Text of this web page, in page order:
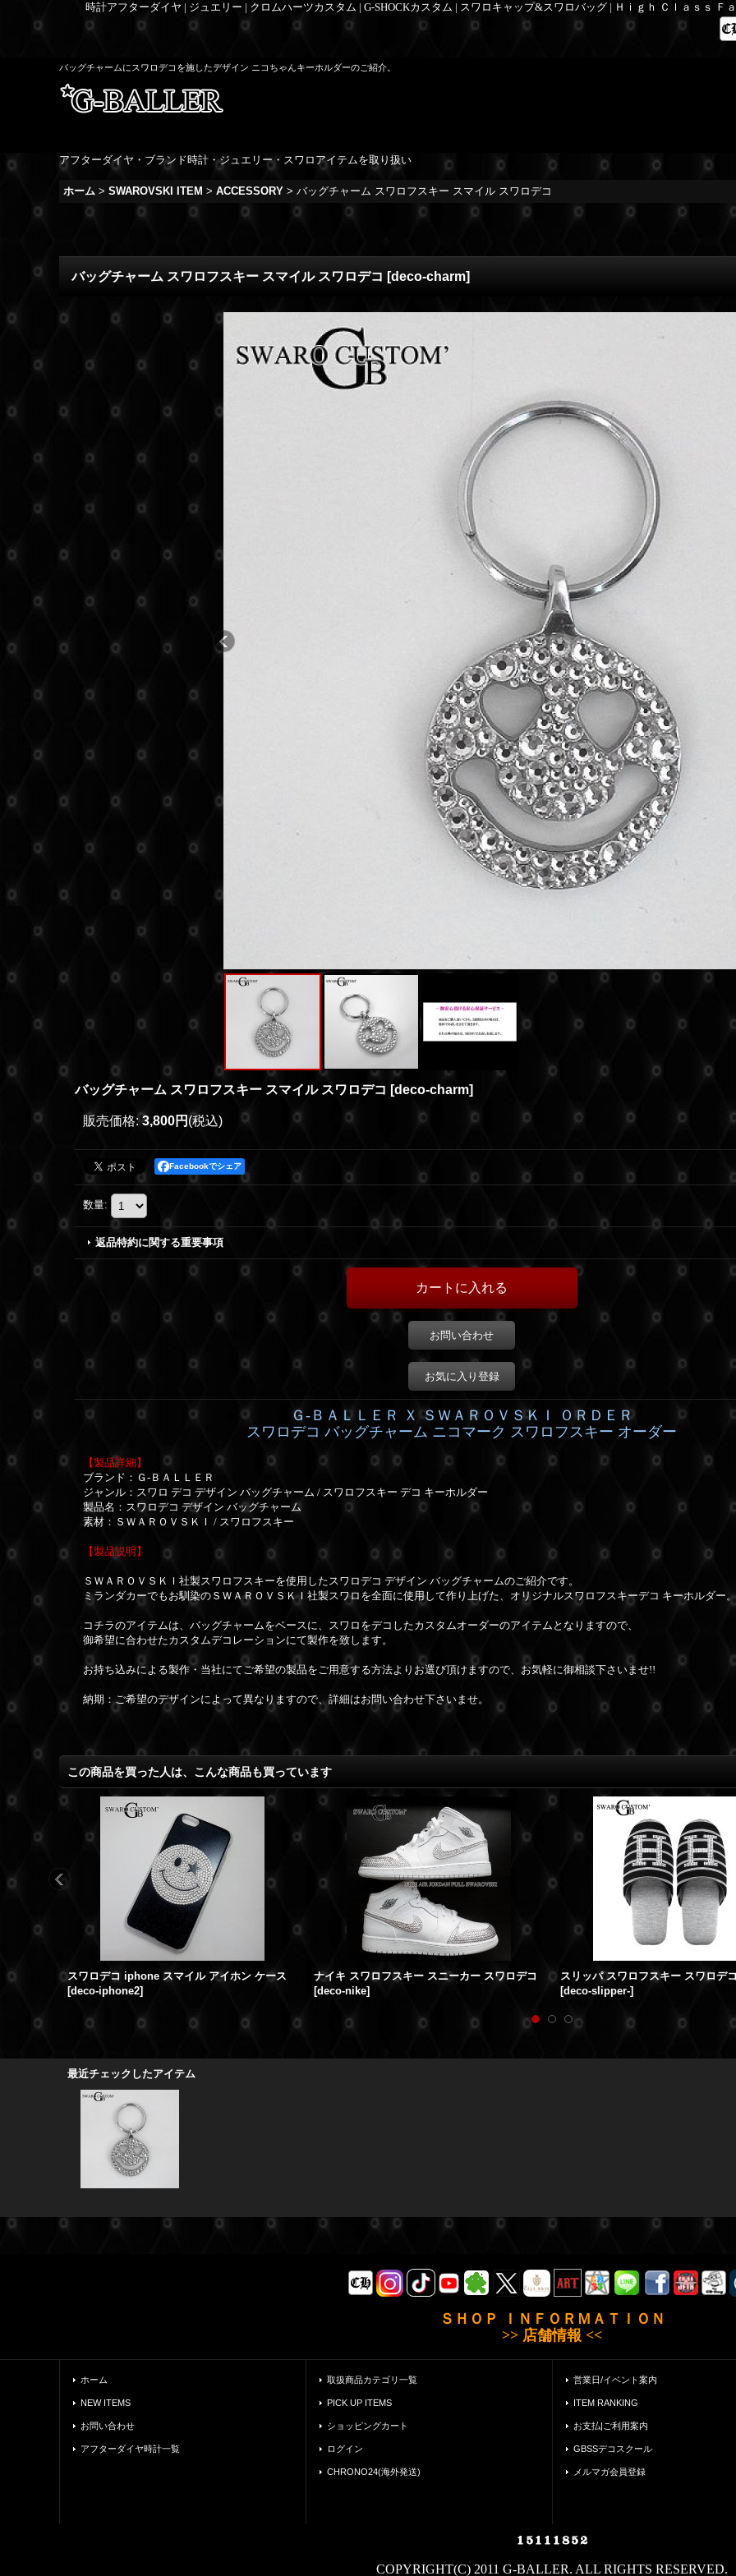
時計アフターダイヤ | ジュエリー | クロムハーツカスタム | G-SHOCKカスタム | スワロキャップ&スワロバッグ | Ｈｉｇｈ Ｃｌａｓｓ
バッグチャームにスワロデコを施したデザイン ニコちゃんキーホルダーのご紹介。
アフターダイヤ・ブランド時計・ジュエリー・スワロアイテムを取り扱い
ホーム > SWAROVSKI ITEM > ACCESSORY > バッグチャーム スワロフスキー スマイル スワロデコ
バッグチャーム スワロフスキー スマイル スワロデコ [deco-charm]
バッグチャーム スワロフスキー スマイル スワロデコ [deco-charm]
販売価格: 3,800円 (税込)
Facebookでシェア
数量:
返品特約に関する重要事項
お問い合わせ
お気に入り登録
Ｇ-ＢＡＬＬＥＲ Ｘ ＳＷＡＲＯＶＳＫＩ ＯＲＤＥＲ
スワロデコ バッグチャーム ニコマーク スワロフスキー オーダー
【製品詳細】
ブランド：Ｇ-ＢＡＬＬＥＲ
ジャンル：スワロ デコ デザイン バッグチャーム / スワロフスキー デコ キーホルダー
製品名：スワロデコ デザイン バッグチャーム
素材：ＳＷＡＲＯＶＳＫＩ / スワロフスキー
【製品説明】
ＳＷＡＲＯＶＳＫＩ社製スワロフスキーを使用したスワロデコ デザイン バッグチャームのご紹介です。
ミランダカーでもお馴染のＳＷＡＲＯＶＳＫＩ社製スワロを全面に使用して作り上げた、オリジナルスワロフスキーデコ キーホルダー。
コチラのアイテムは、バッグチャームをベースに、スワロをデコしたカスタムオーダーのアイテムとなりますので、
御希望に合わせたカスタムデコレーションにて製作を致します。
お持ち込みによる製作・当社にてご希望の製品をご用意する方法よりお選び頂けますので、お気軽に御相談下さいませ!!
納期：ご希望のデザインによって異なりますので、詳細はお問い合わせ下さいませ。
この商品を買った人は、こんな商品も買っています
スワロデコ iphone スマイル アイホン ケース
[deco-iphone2]
ナイキ スワロフスキー スニーカー スワロデコ
[deco-nike] [deco-slipper-]
最近チェックしたアイテム
ＳＨＯＰ ＩＮＦＯＲＭＡＴＩＯＮ
>> 店舗情報 <<
ホーム
NEW ITEMS
お問い合わせ
アフターダイヤ時計一覧
取扱商品カテゴリ一覧
PICK UP ITEMS
ショッピングカート
ログイン
CHRONO24(海外発送)
営業日/イベント案内
ITEM RANKING
お支払|ご利用案内
GBSSデコスクール
メルマガ会員登録
COPYRIGHT(C) 2011 G-BALLER. ALL RIGHTS RESERVED.